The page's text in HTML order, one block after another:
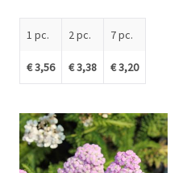
1 pc.
€ 3,56
2 pc.
€ 3,38
7 pc.
€ 3,20